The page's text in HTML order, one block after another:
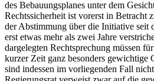
des Bebauungsplanes unter dem
Rechtssicherheit ist vorerst in Betracht
der Abstimmung über die Initiative seit
erst etwas mehr als zwei Jahre
dargelegten Rechtsprechung müssen
kurzer Zeit ganz besonders gewichtige
sind indessen im vorliegenden Fall